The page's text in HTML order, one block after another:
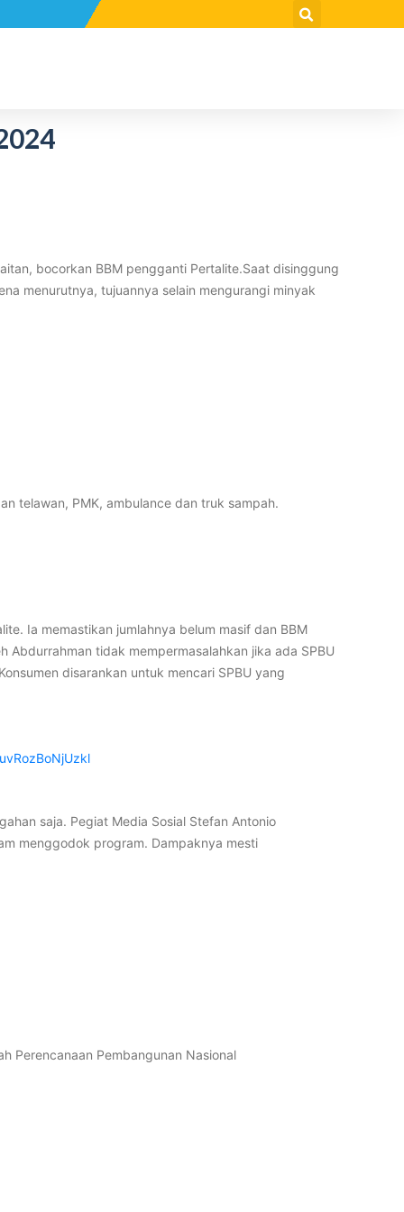
bocorkan BBM pengganti Pertalite.Saat disinggung
menurutnya, tujuannya selain mengurangi minyak
telawan, PMK, ambulance dan truk sampah.
Ia memastikan jumlahnya belum masif dan BBM
Abdurrahman tidak mempermasalahkan jika ada SPBU
disarankan untuk mencari SPBU yang
saja. Pegiat Media Sosial Stefan Antonio
menggodok program. Dampaknya mesti
Perencanaan Pembangunan Nasional